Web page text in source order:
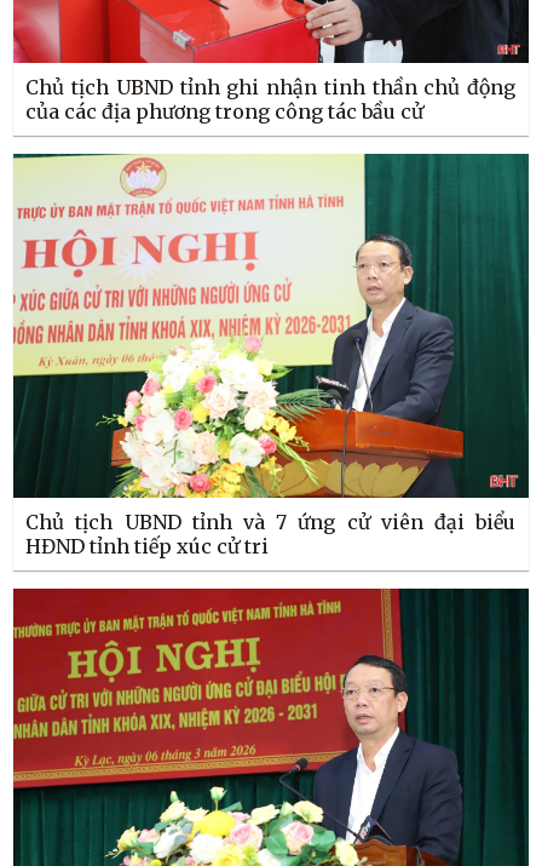
Chủ tịch UBND tỉnh ghi nhận tinh thần chủ động
của các địa phương trong công tác bầu cử
Chủ tịch UBND tỉnh và 7 ứng cử viên đại biểu
HĐND tỉnh tiếp xúc cử tri